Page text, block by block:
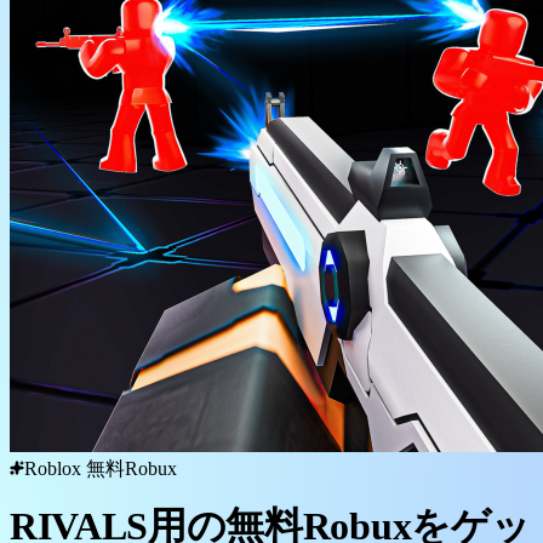
Roblox 無料Robux
RIVALS用の無料Robuxをゲッ